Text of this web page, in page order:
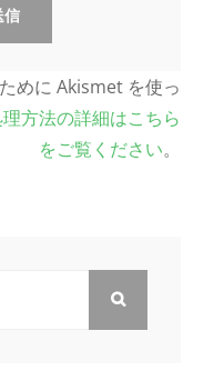
めに Akismet を使っ
方法の詳細はこちら
をご覧ください。